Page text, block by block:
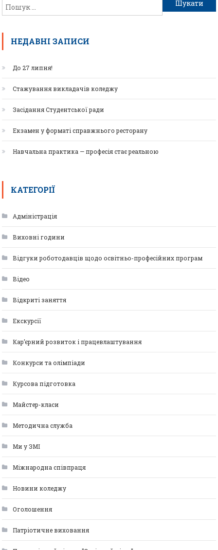
НЕДАВНІ ЗАПИСИ
До 27 липня!
Стажування викладачів коледжу
Засідання Студентської ради
Екзамен у форматі справжнього ресторану
Навчальна практика — професія стає реальною
КАТЕГОРІЇ
Адміністрація
Виховні години
Відгуки роботодавців щодо освітньо-професійних програм
Відео
Відкриті заняття
Екскурсії
Кар’єрний розвиток і працевлаштування
Конкурси та олімпіади
Курсова підготовка
Майстер-класи
Методична служба
Ми у ЗМІ
Міжнародна співпраця
Новини коледжу
Оголошення
Патріотичне виховання